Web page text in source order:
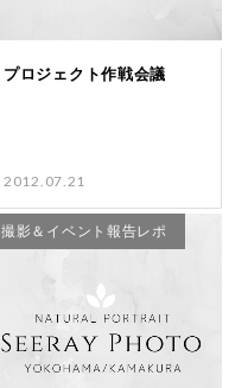
2012.07.21
撮影＆イベント報告レポ